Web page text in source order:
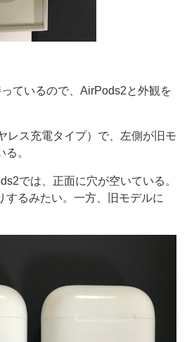
ているので、AirPods2と外観を
レス充電タイプ）で、左側が旧モ
。
では、正面に穴が空いている。
するみたい。一方、旧モデルに